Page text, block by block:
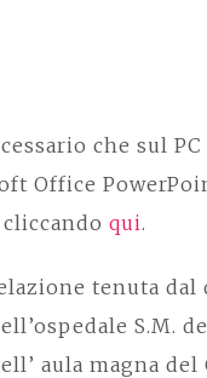
che sul
Office
qui.
tenuta dal
S.M.
aula magna del